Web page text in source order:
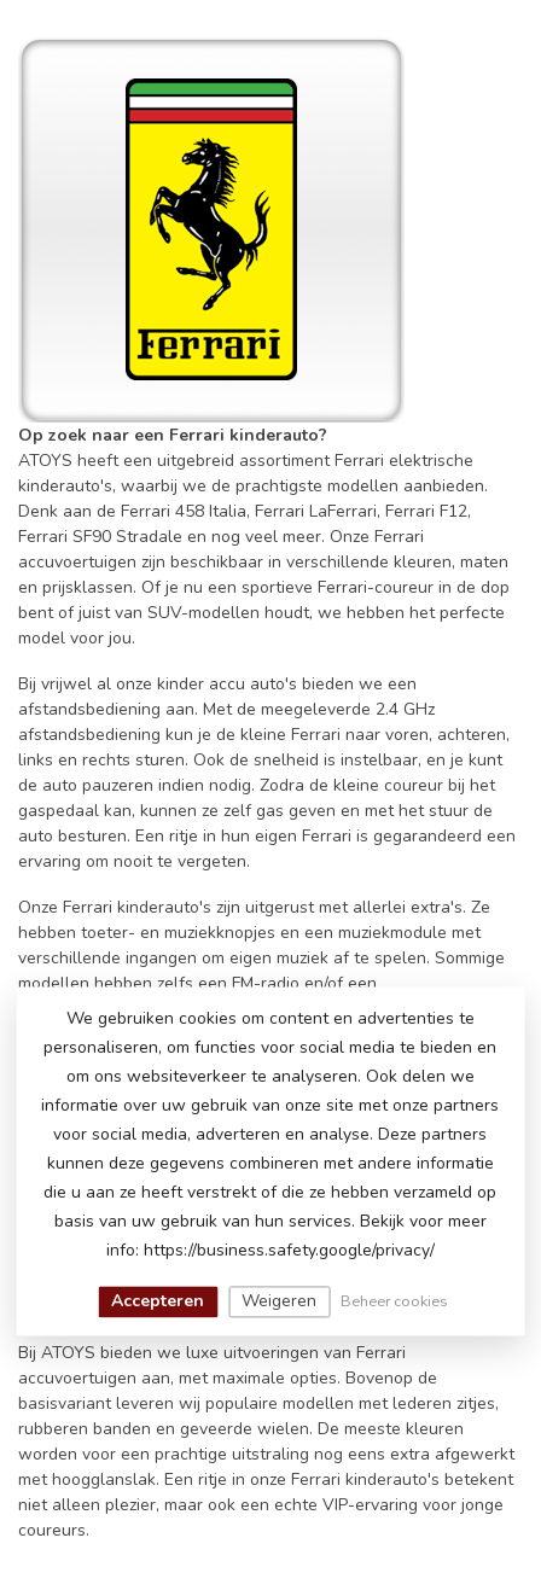
Op zoek naar een Ferrari kinderauto?
ATOYS heeft een uitgebreid assortiment Ferrari elektrische
kinderauto's, waarbij we de prachtigste modellen aanbieden.
Denk aan de Ferrari 458 Italia, Ferrari LaFerrari, Ferrari F12,
Ferrari SF90 Stradale en nog veel meer. Onze Ferrari
accuvoertuigen zijn beschikbaar in verschillende kleuren, maten
en prijsklassen. Of je nu een sportieve Ferrari-coureur in de dop
bent of juist van SUV-modellen houdt, we hebben het perfecte
model voor jou.
Bij vrijwel al onze kinder accu auto's bieden we een
afstandsbediening aan. Met de meegeleverde 2.4 GHz
afstandsbediening kun je de kleine Ferrari naar voren, achteren,
links en rechts sturen. Ook de snelheid is instelbaar, en je kunt
de auto pauzeren indien nodig. Zodra de kleine coureur bij het
gaspedaal kan, kunnen ze zelf gas geven en met het stuur de
auto besturen. Een ritje in hun eigen Ferrari is gegarandeerd een
ervaring om nooit te vergeten.
Onze Ferrari kinderauto's zijn uitgerust met allerlei extra's. Ze
hebben toeter- en muziekknopjes en een muziekmodule met
verschillende ingangen om eigen muziek af te spelen. Sommige
modellen hebben zelfs een FM-radio en/of een
bluetoothverbinding. Koppel de accuauto via bluetooth aan je
telefoon en speel het favoriete nummer van de kleine coureur af
- hun glimlach wordt alleen maar groter. Voor nog meer luxe
hebben sommige modellen in plaats van de standaard
muziekmodule een MP4-scherm (touchscreen) waarop ze
voorgeïnstalleerde tekenfilms of muziekjes kunnen afspelen.
Bovendien hebben onze elektrische accuauto's echte
autoverlichting, inclusief koplampen, achterlampen, verlicht
dashboard en soms zelfs verlichte wielen.
Bij het optrekken ervaren kinderen geen harde schok, dankzij de
soft-startfunctie die de snelheid geleidelijk opbouwt. Hierdoor
vertrekt en stopt de auto met een aangename snelheid.
Bij ATOYS bieden we luxe uitvoeringen van Ferrari
accuvoertuigen aan, met maximale opties. Bovenop de
basisvariant leveren wij populaire modellen met lederen zitjes,
rubberen banden en geveerde wielen. De meeste kleuren
worden voor een prachtige uitstraling nog eens extra afgewerkt
met hoogglanslak. Een ritje in onze Ferrari kinderauto's betekent
niet alleen plezier, maar ook een echte VIP-ervaring voor jonge
coureurs.
We gebruiken cookies om content en advertenties te
personaliseren, om functies voor social media te bieden en
om ons websiteverkeer te analyseren. Ook delen we
informatie over uw gebruik van onze site met onze partners
voor social media, adverteren en analyse. Deze partners
kunnen deze gegevens combineren met andere informatie
die u aan ze heeft verstrekt of die ze hebben verzameld op
basis van uw gebruik van hun services. Bekijk voor meer
info: https://business.safety.google/privacy/
Accepteren Weigeren Beheer cookies